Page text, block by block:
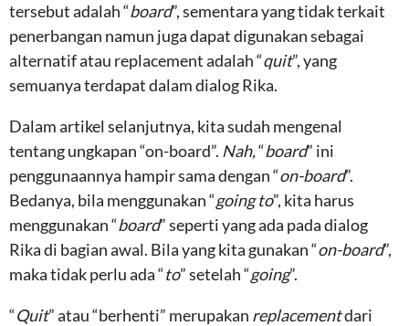
tersebut adalah “board”, sementara yang tidak terkait
penerbangan namun juga dapat digunakan sebagai
alternatif atau replacement adalah “quit”, yang
semuanya terdapat dalam dialog Rika.
Dalam artikel selanjutnya, kita sudah mengenal
tentang ungkapan “on-board”. Nah,“board” ini
penggunaannya hampir sama dengan “on-board”.
Bedanya, bila menggunakan “going to”, kita harus
menggunakan “board” seperti yang ada pada dialog
Rika di bagian awal. Bila yang kita gunakan “on-board”,
maka tidak perlu ada “to” setelah “going”.
“Quit” atau “berhenti” merupakan replacementdari